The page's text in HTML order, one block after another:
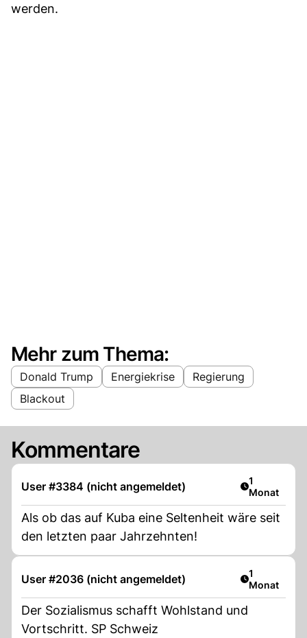
werden.
Mehr zum Thema:
Donald Trump Energiekrise
Regierung
Blackout
Kommentare
User #3384 (nicht angemeldet) Artikel
1
Monat
Als ob das auf Kuba eine Seltenheit wäre seit
den letzten paar Jahrzehnten!
User #2036 (nicht angemeldet) Artikel
1
Monat
Der Sozialismus schafft Wohlstand und
Vortschritt. SP Schweiz